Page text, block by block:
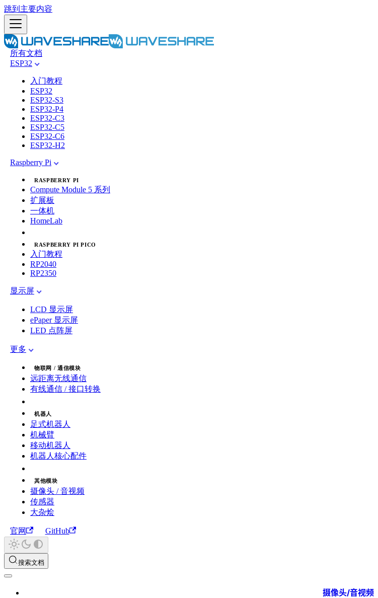
跳到主要内容
所有文档
ESP32
入门教程
ESP32
ESP32-S3
ESP32-P4
ESP32-C3
ESP32-C5
ESP32-C6
ESP32-H2
Raspberry Pi
RASPBERRY PI
Compute Module 5 系列
扩展板
一体机
HomeLab
RASPBERRY PI PICO
入门教程
RP2040
RP2350
显示屏
LCD 显示屏
ePaper 显示屏
LED 点阵屏
更多
物联网 / 通信模块
远距离无线通信
有线通信 / 接口转换
机器人
足式机器人
机械臂
移动机器人
机器人核心配件
其他模块
摄像头 / 音视频
传感器
大杂烩
官网 GitHub
搜索文档
摄像头/音视频